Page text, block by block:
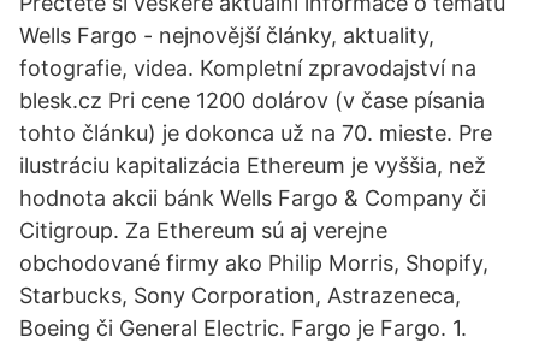
Wells Fargo - nejnovější články, aktuality,
fotografie, videa. Kompletní zpravodajství na
blesk.cz Pri cene 1200 dolárov (v čase písania
tohto článku) je dokonca už na 70. mieste. Pre
ilustráciu kapitalizácia Ethereum je vyššia, než
hodnota akcii bánk Wells Fargo & Company či
Citigroup. Za Ethereum sú aj verejne
obchodované firmy ako Philip Morris, Shopify,
Starbucks, Sony Corporation, Astrazeneca,
Boeing či General Electric. Fargo je Fargo. 1.